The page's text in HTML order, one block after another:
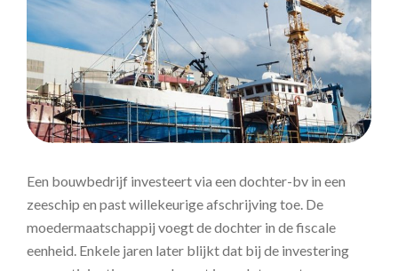
Een bouwbedrijf investeert via een dochter-bv in een
zeeschip en past willekeurige afschrijving toe. De
moedermaatschappij voegt de dochter in de fiscale
eenheid. Enkele jaren later blijkt dat bij de investering